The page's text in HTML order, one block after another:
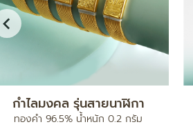
สร้อยข้อมือ เบนซ์มีนาปะคำจี้หัวใจ
ทองคำ 96.5% น้ำหนัก 2 สลึง